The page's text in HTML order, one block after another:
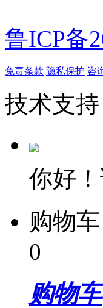
鲁ICP备
免责条款 隐私保护 咨
技术支持
你好
购物车
0
购物车